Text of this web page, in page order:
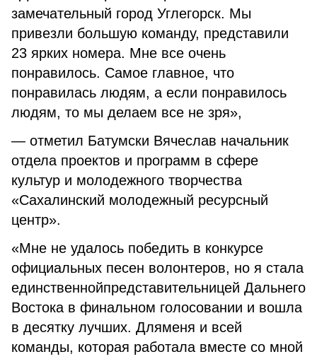
замечательный город Углегорск. Мы
привезли большую команду, представили
23 ярких номера. Мне все очень
понравилось. Самое главное, что
понравилась людям, а если понравилось
людям, то мы делаем все не зря»,
— отметил Батумски Вячеслав начальник
отдела проектов и программ в сфере
культур и молодежного творчества
«Сахалинский молодежный ресурсный
центр».
«Мне не удалось победить в конкурсе
официальных песен волонтеров, но я стала
единственнойпредставительницей Дальнего
Востока в финальном голосовании и вошла
в десятку лучших. Дляменя и всей
команды, которая работала вместе со мной